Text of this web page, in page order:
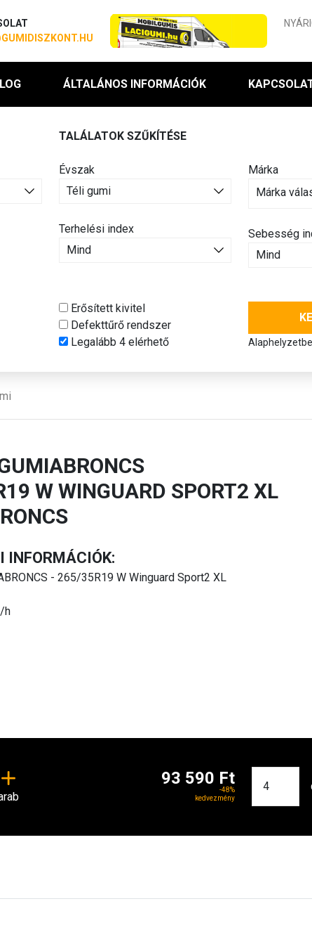
ÁLTALÁNOS INFORMÁCIÓK
TALÁLATOK SZŰKÍTÉSE
Évszak
Terhelési index
Márka
Márka
Sebesség
Erősített kivitel
Defekttűrő rendszer
Legalább 4 elérhető
Alaphelyzetbe
W WINGUARD SPORT2 XL
INFORMÁCIÓK:
- 265/35R19 W Winguard Sport2 XL
h
93 590 Ft
-48%
kedvezmény